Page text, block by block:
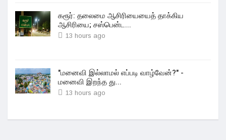
கரூர்: தலைமை ஆசிரியையைத் தாக்கிய
ஆசிரியை; சஸ்பென்ட...
13 hours ago
"மனைவி இல்லாமல் எப்படி வாழ்வேன்?" -
மனைவி இறந்த து...
13 hours ago